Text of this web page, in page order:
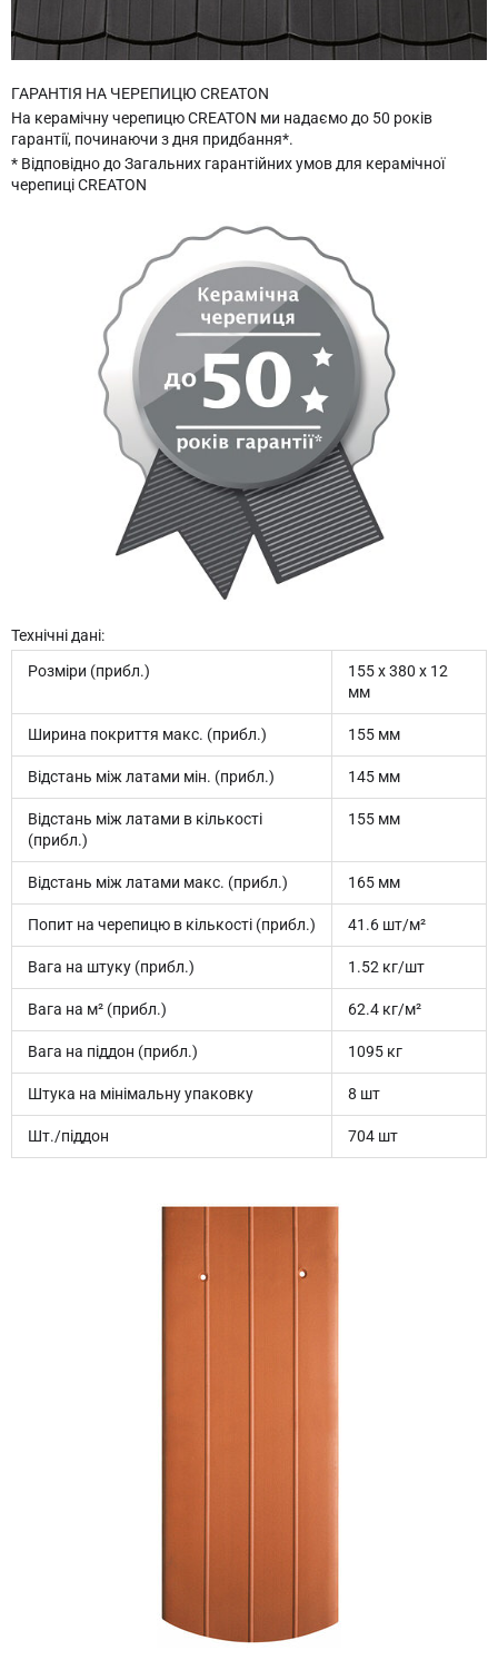
ГАРАНТІЯ НА ЧЕРЕПИЦЮ CREATON
На керамічну черепицю CREATON ми надаємо до 50 років
гарантії, починаючи з дня придбання*.
* Відповідно до Загальних гарантійних умов для керамічної
черепиці CREATON
Технічні дані:
Розміри (прибл.)
155 x 380 x 12
мм
Ширина покриття макс. (прибл.) 155 мм
Відстань між латами мін. (прибл.) 145 мм
Відстань між латами в кількості
(прибл.)
155 мм
Відстань між латами макс. (прибл.) 165 мм
Попит на черепицю в кількості (прибл.) 41.6 шт/м²
Вага на штуку (прибл.) 1.52 кг/шт
Вага на м² (прибл.) 62.4 кг/м²
Вага на піддон (прибл.) 1095 кг
Штука на мінімальну упаковку 8 шт
Шт./піддон 704 шт